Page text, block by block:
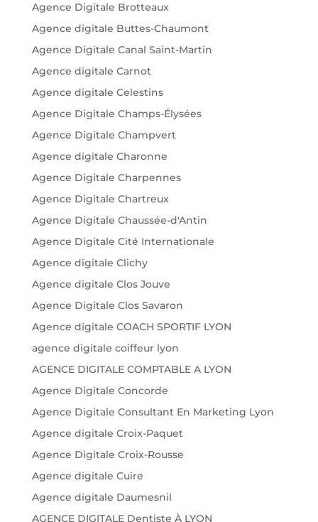
Agence Digitale Brotteaux
Agence digitale Buttes-Chaumont
Agence Digitale Canal Saint-Martin
Agence digitale Carnot
Agence digitale Celestins
Agence Digitale Champs-Élysées
Agence Digitale Champvert
Agence digitale Charonne
Agence Digitale Charpennes
Agence Digitale Chartreux
Agence Digitale Chaussée-d'Antin
Agence Digitale Cité Internationale
Agence digitale Clichy
Agence digitale Clos Jouve
Agence Digitale Clos Savaron
Agence digitale COACH SPORTIF LYON
agence digitale coiffeur lyon
AGENCE DIGITALE COMPTABLE A LYON
Agence Digitale Concorde
Agence Digitale Consultant En Marketing Lyon
Agence digitale Croix-Paquet
Agence Digitale Croix-Rousse
Agence digitale Cuire
Agence digitale Daumesnil
AGENCE DIGITALE Dentiste À LYON